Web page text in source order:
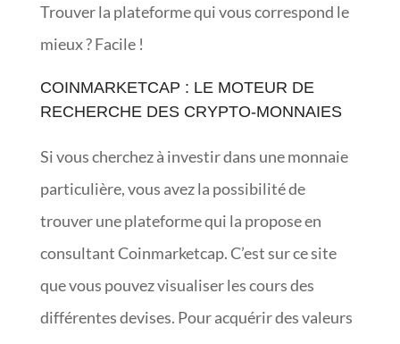
Trouver la plateforme qui vous correspond le
mieux ? Facile !
COINMARKETCAP : LE MOTEUR DE
RECHERCHE DES CRYPTO-MONNAIES
Si vous cherchez à investir dans une monnaie
particulière, vous avez la possibilité de
trouver une plateforme qui la propose en
consultant Coinmarketcap. C’est sur ce site
que vous pouvez visualiser les cours des
différentes devises. Pour acquérir des valeurs